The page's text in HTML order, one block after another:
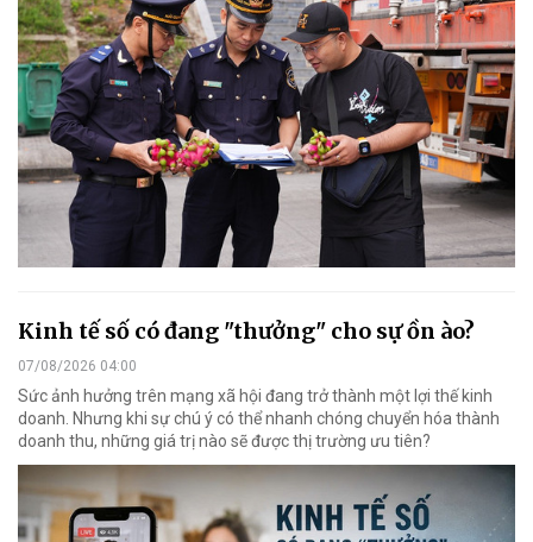
Kinh tế số có đang "thưởng" cho sự ồn ào?
07/08/2026 04:00
Sức ảnh hưởng trên mạng xã hội đang trở thành một lợi thế kinh
doanh. Nhưng khi sự chú ý có thể nhanh chóng chuyển hóa thành
doanh thu, những giá trị nào sẽ được thị trường ưu tiên?